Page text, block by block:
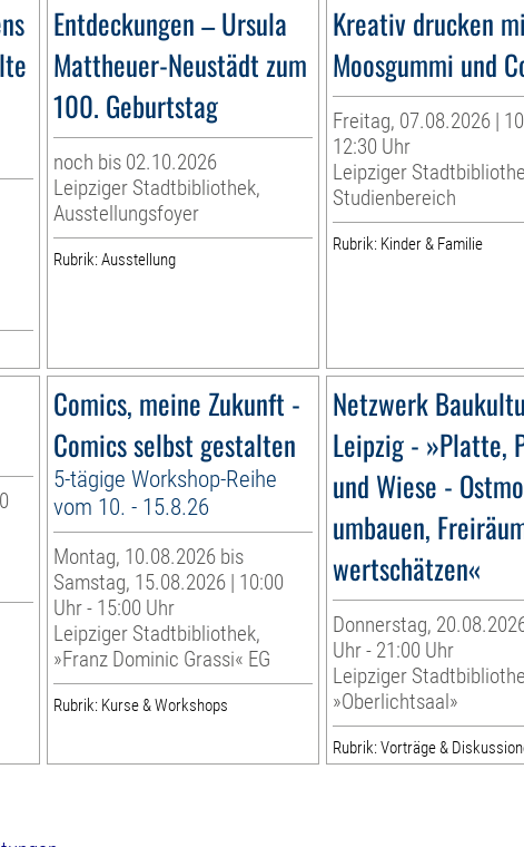
Entdeckungen – Ursula
Mattheuer-Neustädt zum
100. Geburtstag
noch bis 02.10.2026
Leipziger Stadtbibliothek,
Ausstellungsfoyer
Rubrik: Ausstellung
Kreativ drucken
Moosgummi und
Freitag, 07.08.2026 |
12:30 Uhr
Leipziger
Studienbereich
Rubrik: Kinder & Familie
Comics, meine Zukunft -
Comics selbst gestalten
5-tägige Workshop-Reihe
vom 10. - 15.8.26
Montag, 10.08.2026 bis
Samstag, 15.08.2026 | 10:00
Uhr - 15:00 Uhr
Leipziger Stadtbibliothek,
»Franz Dominic Grassi« EG
Rubrik: Kurse & Workshops
Netzwerk
Leipzig - »Platte,
und Wiese -
umbauen,
wertschätzen«
Donnerstag,
Uhr - 21:00 Uhr
Leipziger
»Oberlichtsaal»
Rubrik: Vorträge &